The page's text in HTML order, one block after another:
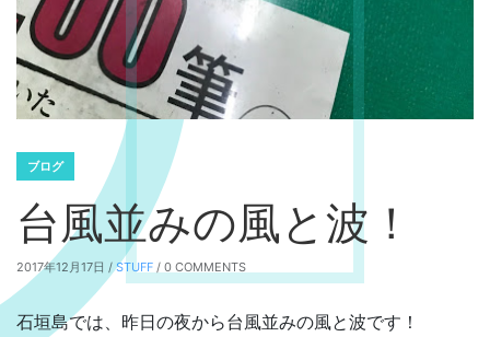
ブログ
台風並みの風と波！
2017年12月17日 /STUFF / 0 COMMENTS
石垣島では、昨日の夜から台風並みの風と波です！